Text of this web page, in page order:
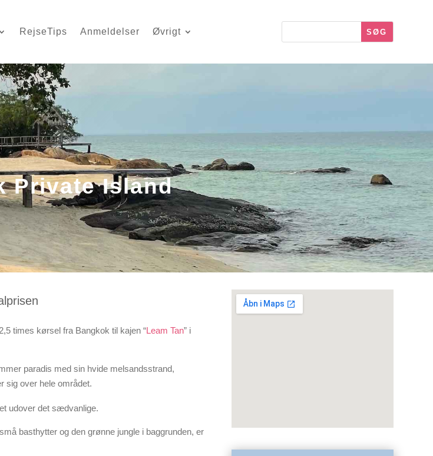
RejseTips Anmeldelser Øvrigt
Private Island
times kørsel fra Bangkok til kajen “Leam Tan” i
paradis med sin hvide melsandsstrand,
sig over hele området.
udover det sædvanlige.
basthytter og den grønne jungle i baggrunden, er